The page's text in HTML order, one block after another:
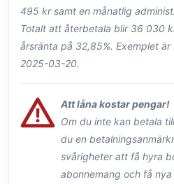
495 kr samt en månatlig
Totalt att återbetala blir 36 030
årsränta på 32,85%. Exemplet
2025-03-20.
Att låna kostar pengar!
Om du inte kan betala
du en
svårigheter att få hyra
abonnemang och få